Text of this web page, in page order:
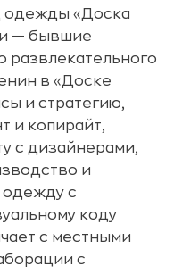
одежды «Доска
— бывшие
развлекательного
в «Доске
и стратегию,
и копирайт,
с дизайнерами,
и
одежду с
коду
с местными
с